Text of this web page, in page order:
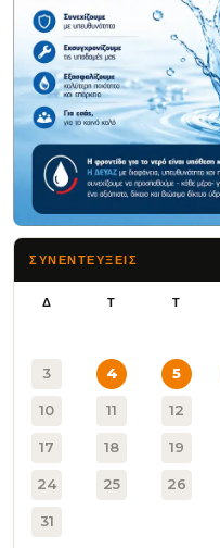
ΣΥΝΕΝΤΕΥΞΕΙΣ
Δ Τ Τ
3 4 5
10 11 12
17 18 19
24 25 26
31